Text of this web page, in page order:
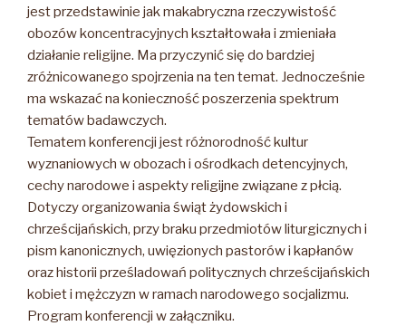
jest przedstawinie jak makabryczna rzeczywistość
obozów koncentracyjnych kształtowała i zmieniała
działanie religijne. Ma przyczynić się do bardziej
zróżnicowanego spojrzenia na ten temat. Jednocześnie
ma wskazać na konieczność poszerzenia spektrum
tematów badawczych.
Tematem konferencji jest różnorodność kultur
wyznaniowych w obozach i ośrodkach detencyjnych,
cechy narodowe i aspekty religijne związane z płcią.
Dotyczy organizowania świąt żydowskich i
chrześcijańskich, przy braku przedmiotów liturgicznych i
pism kanonicznych, uwięzionych pastorów i kapłanów
oraz historii prześladowań politycznych chrześcijańskich
kobiet i mężczyzn w ramach narodowego socjalizmu.
Program konferencji w załączniku.